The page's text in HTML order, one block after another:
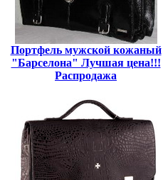
Портфель мужской кожаный
"Барселона" Лучшая цена!!!
Распродажа